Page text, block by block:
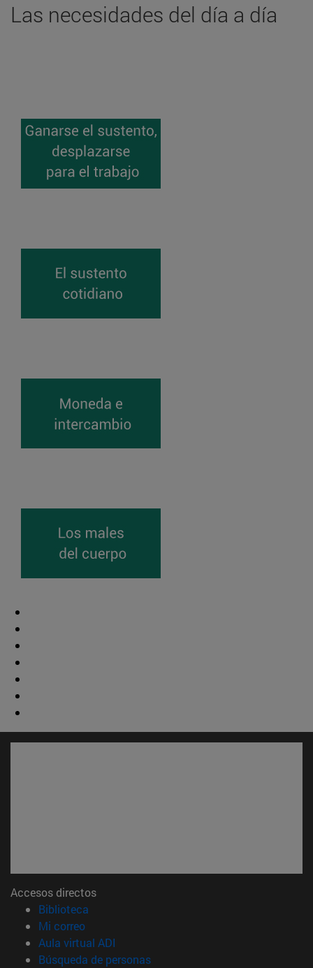
Las necesidades del día a día
Accesos directos
Biblioteca
Mi correo(abre en nueva ventana)
Aula virtual ADI
Búsqueda de personas(abre en nueva ventana)